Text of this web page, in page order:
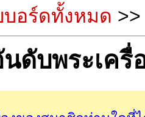
บอร์ดทั้งหมด >>
ดับพระเครื่